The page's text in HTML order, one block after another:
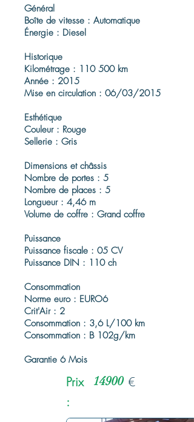
Général
Boîte de vitesse : Automatique
Énergie : Diesel
Historique
Kilométrage : 110 500 km
Année : 2015
Mise en circulation : 06/03/2015
Esthétique
Couleur : Rouge
Sellerie : Gris
Dimensions et châssis
Nombre de portes : 5
Nombre de places : 5
Longueur : 4,46 m
Volume de coffre : Grand coffre
Puissance
Puissance fiscale : 05 CV
Puissance DIN : 110 ch
Consommation
Norme euro : EURO6
Crit'Air : 2
Consommation : 3,6 L/100 km
Consommation : B 102g/km
Garantie 6 Mois
Prix
:
14900 €